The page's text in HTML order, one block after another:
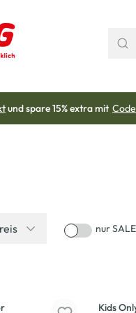
und spare 15% extra mit
nur
Kids